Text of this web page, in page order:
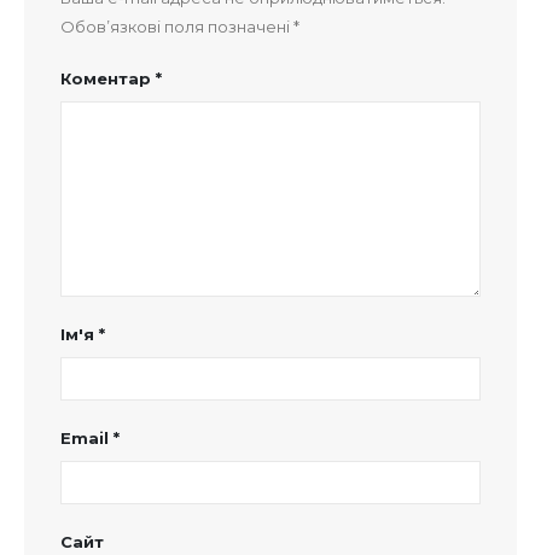
Обов’язкові поля позначені*
Коментар *
Ім'я *
Email *
Сайт